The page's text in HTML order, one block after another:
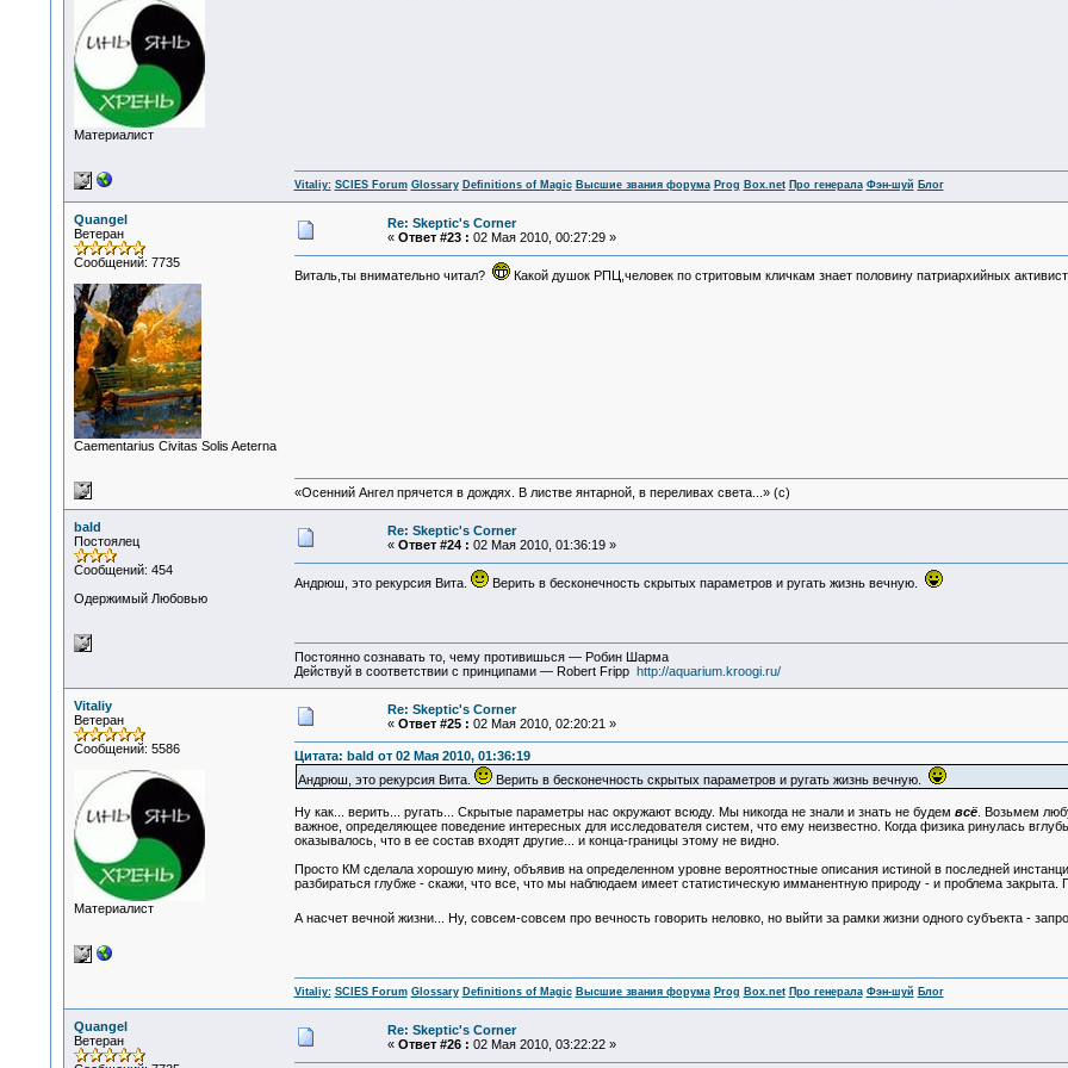
Материалист
Vitaliy: SCIES Forum Glossary Definitions of Magic Высшие звания форума Prog Box.net Про генерала Фэн-шуй Блог
Quangel
Ветеран
Сообщений: 7735
Сaementarius Civitas Solis Aeterna
Re: Skeptic's Corner
« Ответ #23 : 02 Мая 2010, 00:27:29 »
Виталь,ты внимательно читал? Какой душок РПЦ,человек по стритовым кличкам знает половину патриархийных
«Осенний Ангел прячется в дождях. В листве янтарной, в переливах света...» (c)
bald
Постоялец
Сообщений: 454
Одержимый Любовью
Re: Skeptic's Corner
« Ответ #24 : 02 Мая 2010, 01:36:19 »
Андрюш, это рекурсия Вита. Верить в бесконечность скрытых параметров и ругать жизнь вечную.
Постоянно сознавать то, чему противишься — Робин Шарма
Действуй в соответствии с принципами — Robert Fripp http://aquarium.kroogi.ru/
Vitaliy
Ветеран
Сообщений: 5586
Материалист
Re: Skeptic's Corner
« Ответ #25 : 02 Мая 2010, 02:20:21 »
Цитата: bald от 02 Мая 2010, 01:36:19
Андрюш, это рекурсия Вита.
Верить в бесконечность скрытых параметров и ругать жизнь вечную.
Ну как... верить... ругать... Скрытые параметры нас окружают всюду. Мы никогда не знали и знать не будем всё. Возьмем
важное, определяющее поведение интересных для исследователя систем, что ему неизвестно. Когда физика ринулась
оказывалось, что в ее состав входят другие... и конца-границы этому не видно.
Просто КМ сделала хорошую мину, объявив на определенном уровне вероятностные описания истиной в последней
разбираться глубже - скажи, что все, что мы наблюдаем имеет статистическую имманентную природу - и проблема закрыта.
А насчет вечной жизни... Ну, совсем-совсем про вечность говорить неловко, но выйти за рамки жизни одного субъекта -
Vitaliy: SCIES Forum Glossary Definitions of Magic Высшие звания форума Prog Box.net Про генерала Фэн-шуй Блог
Quangel
Ветеран
Re: Skeptic's Corner
« Ответ #26 : 02 Мая 2010, 03:22:22 »